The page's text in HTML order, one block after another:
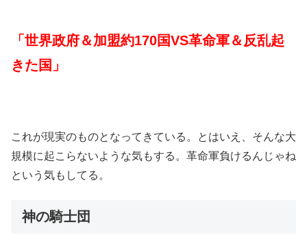
「世界政府＆加盟約170国VS革命軍＆反乱起
きた国」
これが現実のものとなってきている。とはいえ、そんな大
規模に起こらないような気もする。革命軍負けるんじゃね
という気もしてる。
神の騎士団